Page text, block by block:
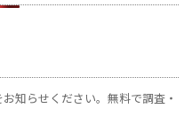
知らせください。無料で調査・